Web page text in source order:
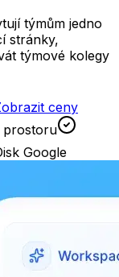
týmům jedno
stránky,
týmové kolegy
ceny
prostoru
Google